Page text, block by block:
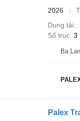
2026
Dung tải.
Số trục 3
Ba
Palex